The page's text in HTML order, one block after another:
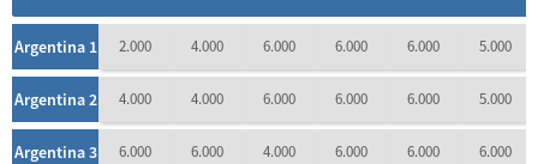
Argentina 1 2.000 4.000 6.000 6.000 6.000 5.000
Argentina 2 4.000 4.000 6.000 6.000 6.000 5.000
Argentina 3 6.000 6.000 4.000 6.000 6.000 6.000